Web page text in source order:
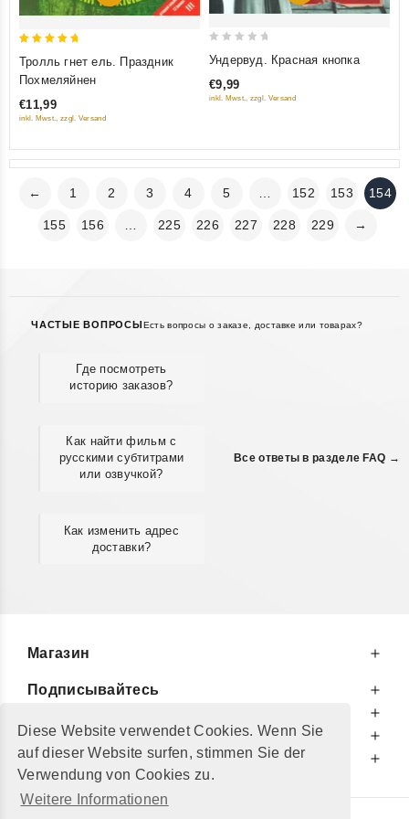
Diese Website verwendet Cookies. Wenn Sie
auf dieser Website surfen, stimmen Sie der
Verwendung von Cookies zu.
Weitere Informationen
out of 5
Тролль гнет ель. Праздник
Похмеляйнен
€11,99
inkl. Mwst., zzgl. Versand
out
of
Ундервуд. Красная кнопка
€9,99
inkl. Mwst., zzgl. Versand
← 1 2 3 4 5 … 152 153 154
155 156 … 225 226 227 228 229 →
ЧАСТЫЕ ВОПРОСЫ Есть вопросы о заказе, доставке или товарах?
Где посмотреть
историю заказов?
Как найти фильм с
русскими субтитрами
или озвучкой?
Как изменить адрес
доставки?
Все ответы в разделе FAQ →
Магазин
Подписывайтесь
Информируем Вас
Дополнительно